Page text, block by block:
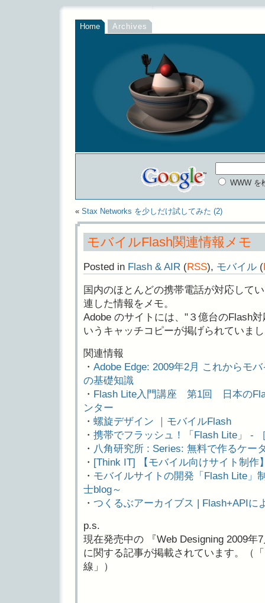
Home Archives
WWW を
« Stax Networks を少しだけ試してみた (2)
モバイルFlash関連情報メモ
Posted in Flash & AIR (RSS), モバイル (
国内のほとんどの携帯電話が対応して
連した情報をメモ。
Adobe のサイトには、"３億台のFlash
いうキャッチコピーが掲げられていま
関連情報
・ Adobe Edge: 2009年2月 これからモ
の基礎知識
・ Flash Lite入門講座 第1回 日本の
ンター
・ 螺旋デザイン ｜モバイルFlash
・ 携帯でフラッシュ！「Flash Lite」 -
・ 八角研究所 : Series: 無料で作るケー
・ [Think IT] 【モバイル向けサイト制作
・ モバイルサイトの開発「Flash Lite」
士blog～
・ つくるぶアーカイブス | Flash+APIに
p.s.
現在発売中の 『Web Designing 2009年
に関する記事が掲載されています。（
線」）